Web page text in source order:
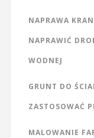
NAPRAWA
NAPRAWIĆ
WODNEJ
GRUNT DO
ZASTOSOWAĆ
MALOWANIE